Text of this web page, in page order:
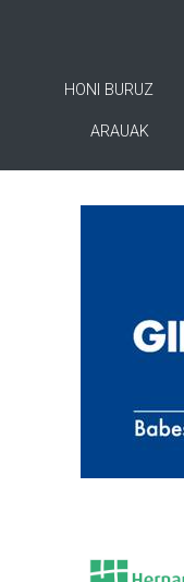
HONI BURUZ
ARAUAK